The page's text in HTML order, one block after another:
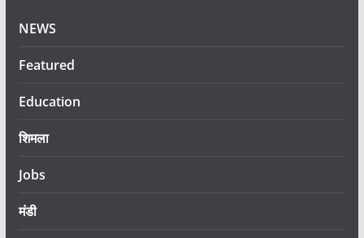
NEWS
Featured
Education
शिमला
Jobs
मंडी